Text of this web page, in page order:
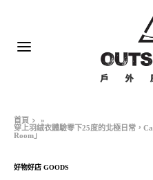
首頁
»
穿上羽絨衣體驗零下25度的北極日常，
Room」
好物好店 GOODS